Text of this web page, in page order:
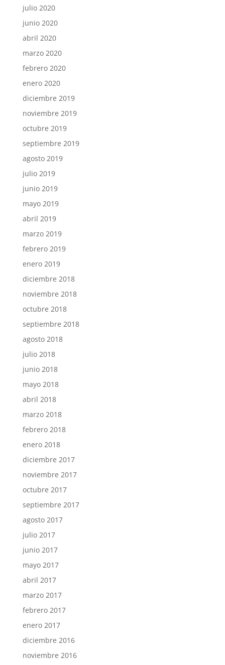
julio 2020
junio 2020
abril 2020
marzo 2020
febrero 2020
enero 2020
diciembre 2019
noviembre 2019
octubre 2019
septiembre 2019
agosto 2019
julio 2019
junio 2019
mayo 2019
abril 2019
marzo 2019
febrero 2019
enero 2019
diciembre 2018
noviembre 2018
octubre 2018
septiembre 2018
agosto 2018
julio 2018
junio 2018
mayo 2018
abril 2018
marzo 2018
febrero 2018
enero 2018
diciembre 2017
noviembre 2017
octubre 2017
septiembre 2017
agosto 2017
julio 2017
junio 2017
mayo 2017
abril 2017
marzo 2017
febrero 2017
enero 2017
diciembre 2016
noviembre 2016